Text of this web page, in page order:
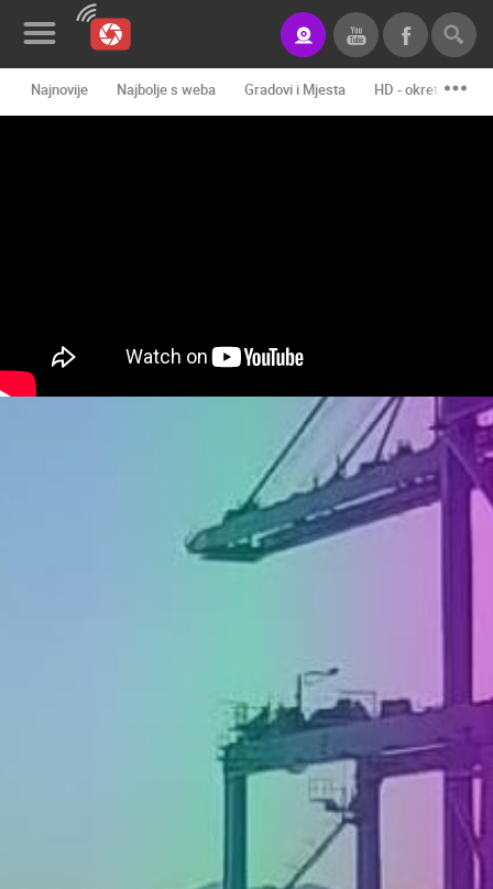
Novosti&Blog
Povijest
Najnovije Najbolje s weba Gradovi i Mjesta HD - okretne